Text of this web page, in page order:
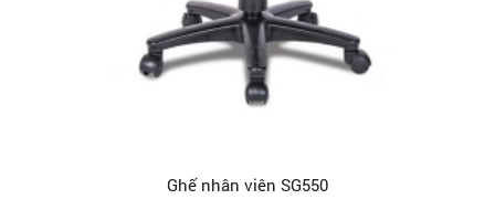
Ghế nhân viên SG550